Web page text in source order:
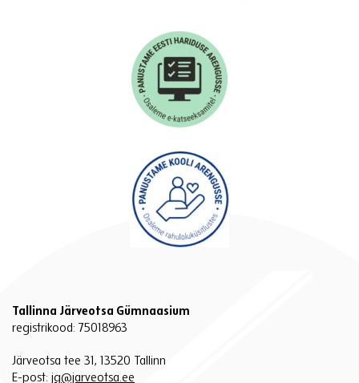
Tallinna Järveotsa Gümnaasium
registrikood: 75018963
Järveotsa tee 31, 13520 Tallinn
E-post: jg@jarveotsa.ee